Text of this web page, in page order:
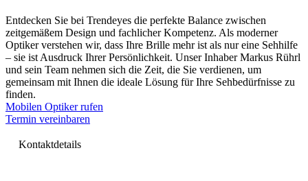
Entdecken Sie bei Trendeyes die perfekte Balance zwischen
zeitgemäßem Design und fachlicher Kompetenz. Als moderner
Optiker verstehen wir, dass Ihre Brille mehr ist als nur eine Sehhilfe
– sie ist Ausdruck Ihrer Persönlichkeit. Unser Inhaber Markus Rührl
und sein Team nehmen sich die Zeit, die Sie verdienen, um
gemeinsam mit Ihnen die ideale Lösung für Ihre Sehbedürfnisse zu
finden.
Mobilen Optiker rufen
Termin vereinbaren
Kontaktdetails